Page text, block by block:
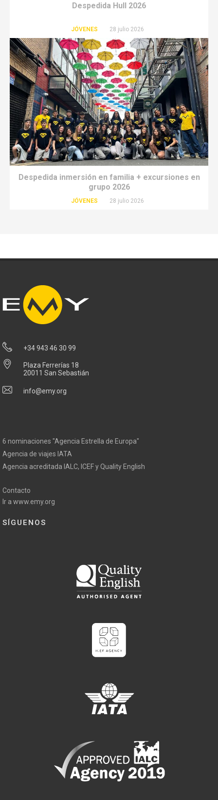
Despedida Hull 2026
JÓVENES 28 julio 2026
Despedida inmersión en familia + excursiones en
grupo 2026
JÓVENES 28 julio 2026
+34 943 46 30 99
Plaza Ferrerías 18
20011 San Sebastián
info@emy.org
6 nominaciones "Agencia Estrella de Europa"
Agencia de viajes IATA
Agencia acreditada IALC, ICEF y Quality English
Contacto
Ir a www.emy.org
SÍGUENOS